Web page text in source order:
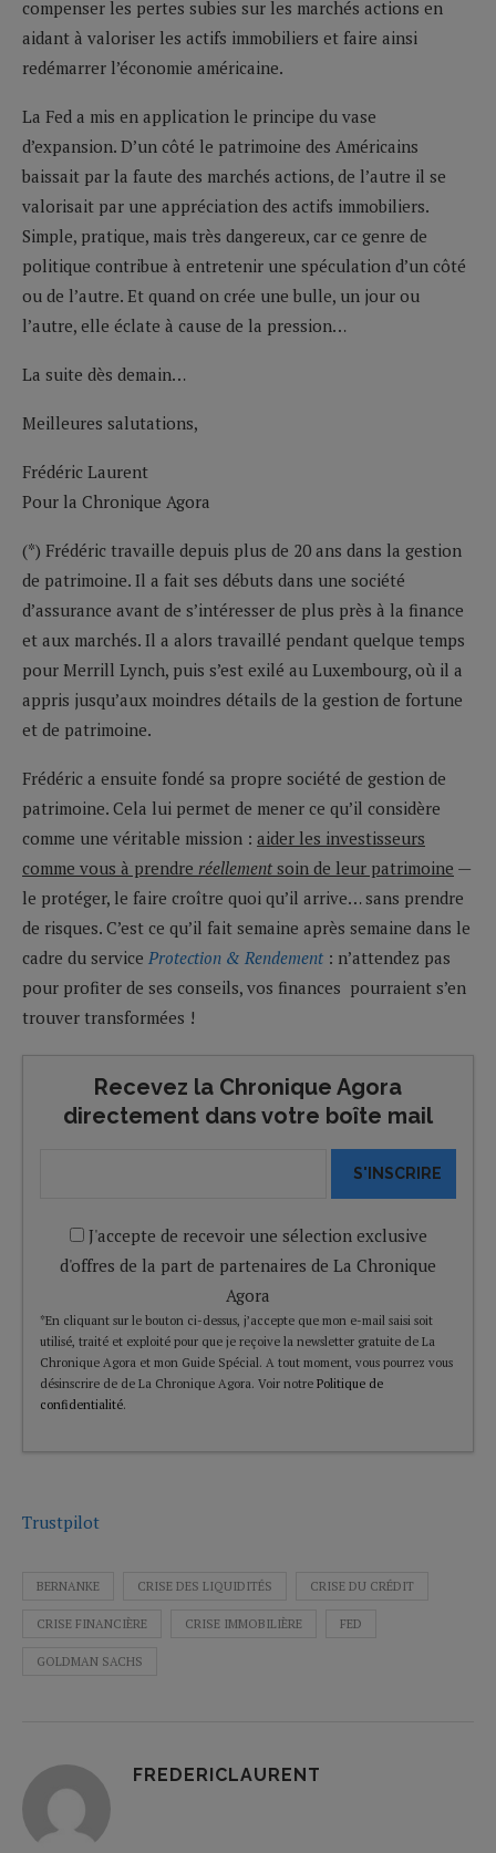
compenser les pertes subies sur les marchés actions en
aidant à valoriser les actifs immobiliers et faire ainsi
redémarrer l’économie américaine.
La Fed a mis en application le principe du vase
d’expansion. D’un côté le patrimoine des Américains
baissait par la faute des marchés actions, de l’autre il se
valorisait par une appréciation des actifs immobiliers.
Simple, pratique, mais très dangereux, car ce genre de
politique contribue à entretenir une spéculation d’un côté
ou de l’autre. Et quand on crée une bulle, un jour ou
l’autre, elle éclate à cause de la pression…
La suite dès demain…
Meilleures salutations,
Frédéric Laurent
Pour la Chronique Agora
(*) Frédéric travaille depuis plus de 20 ans dans la gestion
de patrimoine. Il a fait ses débuts dans une société
d’assurance avant de s’intéresser de plus près à la finance
et aux marchés. Il a alors travaillé pendant quelque temps
pour Merrill Lynch, puis s’est exilé au Luxembourg, où il a
appris jusqu’aux moindres détails de la gestion de fortune
et de patrimoine.
Frédéric a ensuite fondé sa propre société de gestion de
patrimoine. Cela lui permet de mener ce qu’il considère
comme une véritable mission : aider les investisseurs
comme vous à prendre réellement soin de leur patrimoine —
le protéger, le faire croître quoi qu’il arrive… sans prendre
de risques. C’est ce qu’il fait semaine après semaine dans le
cadre du service Protection & Rendement : n’attendez pas
pour profiter de ses conseils, vos finances pourraient s’en
trouver transformées !
Recevez la Chronique Agora
directement dans votre boîte mail
S'INSCRIRE
J'accepte de recevoir une sélection exclusive
d'offres de la part de partenaires de La Chronique
Agora
*En cliquant sur le bouton ci-dessus, j’accepte que mon e-mail saisi soit
utilisé, traité et exploité pour que je reçoive la newsletter gratuite de La
Chronique Agora et mon Guide Spécial. A tout moment, vous pourrez vous
désinscrire de de La Chronique Agora. Voir notre Politique de
confidentialité.
Trustpilot
BERNANKE CRISE DES LIQUIDITÉS CRISE DU CRÉDIT
CRISE FINANCIÈRE CRISE IMMOBILIÈRE FED
GOLDMAN SACHS
FREDERICLAURENT